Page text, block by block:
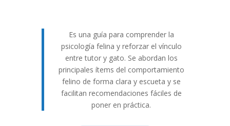
Es una guía para comprender la
psicología felina y reforzar el vínculo
entre tutor y gato. Se abordan los
principales ítems del comportamiento
felino de forma clara y escueta y se
facilitan recomendaciones fáciles de
poner en práctica.